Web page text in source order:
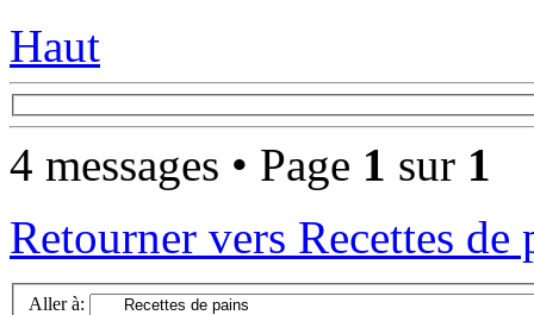
Haut
4 messages • Page 1 sur 1
Retourner vers Recettes de
Aller à: